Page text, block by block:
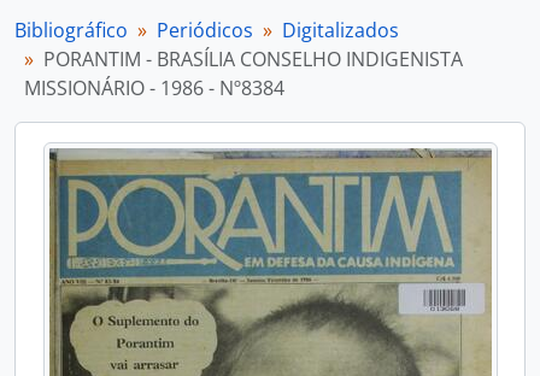
Bibliográfico Periódicos
Digitalizados
PORANTIM - BRASÍLIA CONSELHO INDIGENISTA
MISSIONÁRIO - 1986 - Nº8384